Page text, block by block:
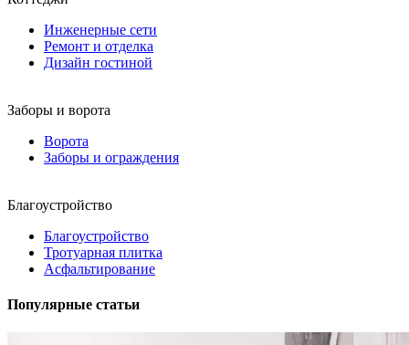
Инженерные сети
Ремонт и отделка
Дизайн гостиной
Заборы и ворота
Ворота
Заборы и ограждения
Благоустройство
Благоустройство
Тротуарная плитка
Асфальтирование
Популярные статьи